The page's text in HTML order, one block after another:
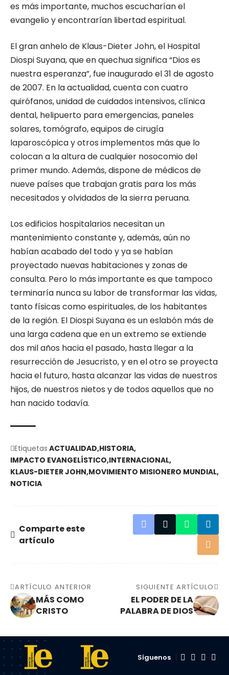
es más importante, muchos escucharían el
evangelio y encontrarían libertad espiritual.
El gran anhelo de Klaus-Dieter John, el Hospital
Diospi Suyana, que en quechua significa “Dios es
nuestra esperanza”, fue inaugurado el 31 de agosto
de 2007. En la actualidad, cuenta con cuatro
quirófanos, unidad de cuidados intensivos, clínica
dental, helipuerto para emergencias, paneles
solares, tomógrafo, equipos de cirugía
laparoscópica y otros implementos más que lo
colocan a la altura de cualquier nosocomio del
primer mundo. Además, dispone de médicos de
nueve países que trabajan gratis para los más
necesitados y olvidados de la sierra peruana.
Los edificios hospitalarios necesitan un
mantenimiento constante y, además, aún no
habían acabado del todo y ya se habían
proyectado nuevas habitaciones y zonas de
consulta. Pero lo más importante es que tampoco
terminaría nunca su labor de transformar las vidas,
tanto físicas como espirituales, de los habitantes
de la región. El Diospi Suyana es un eslabón más de
una larga cadena que en un extremo se extiende
dos mil años hacia el pasado, hasta llegar a la
resurrección de Jesucristo, y en el otro se proyecta
hacia el futuro, hasta alcanzar las vidas de nuestros
hijos, de nuestros nietos y de todos aquellos que no
han nacido todavía.
Etiquetas ACTUALIDAD HISTORIA
IMPACTO EVANGELÍSTICO INTERNACIONAL
KLAUS-DIETER JOHN MOVIMIENTO MISIONERO MUNDIAL
NOTICIA
Comparte este
artículo
ARTÍCULO ANTERIOR
MÁS COMO
CRISTO
SIGUIENTE ARTÍCULO
EL PODER DE LA
PALABRA DE DIOS
Síguenos